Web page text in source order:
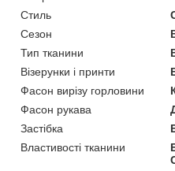
Стиль
Сезон
Тип тканини
Візерунки і принти
Фасон вирізу горловини
Фасон рукава
Застібка
Властивості тканини